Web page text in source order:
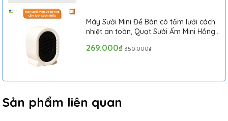
1. Lọc bụi phát sinh trong quá trình làm sạch và vi khuẩn để
giảm ô nhiễm không khí của cả hai.
Máy Sưởi Mini Để Bàn có tấm lưới cách
nhiệt an toàn, Quạt Sưởi Ấm Mini Hồng
269.000₫ 350.000₫
Sản phẩm liên quan